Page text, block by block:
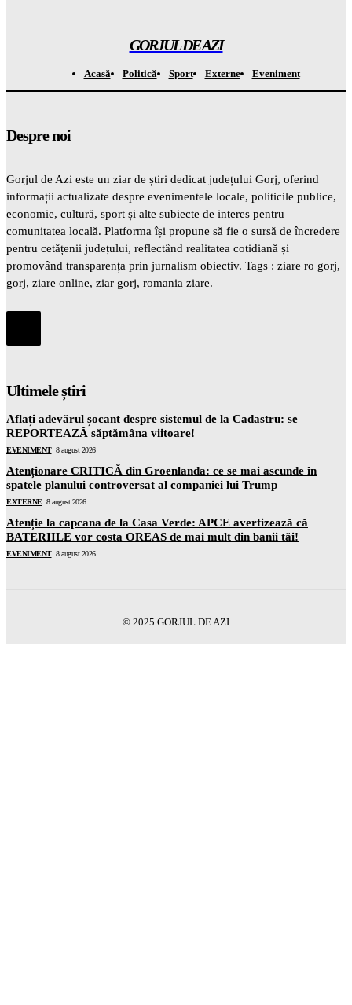
GORJUL DE AZI
Acasă Politică Sport Externe Eveniment
Despre noi
Gorjul de Azi este un ziar de știri dedicat județului Gorj, oferind
informații actualizate despre evenimentele locale, politicile publice,
economie, cultură, sport și alte subiecte de interes pentru
comunitatea locală. Platforma își propune să fie o sursă de încredere
pentru cetățenii județului, reflectând realitatea cotidiană și
promovând transparența prin jurnalism obiectiv. Tags : ziare ro gorj,
gorj, ziare online, ziar gorj, romania ziare.
Ultimele știri
Aflați adevărul șocant despre sistemul de la Cadastru: se
REPORTEAZĂ săptămâna viitoare!
EVENIMENT 8 august 2026
Atenționare CRITICĂ din Groenlanda: ce se mai ascunde în
spatele planului controversat al companiei lui Trump
EXTERNE 8 august 2026
Atenție la capcana de la Casa Verde: APCE avertizează că
BATERIILE vor costa OREAS de mai mult din banii tăi!
EVENIMENT 8 august 2026
© 2025 GORJUL DE AZI